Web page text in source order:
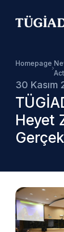
Your
Homepage
30 Kasım
Heyet